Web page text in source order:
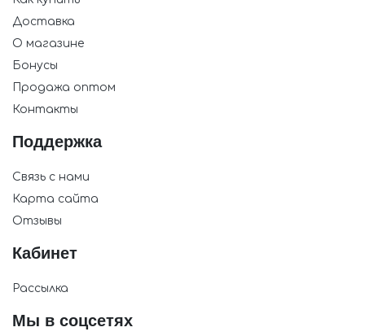
Доставка
О магазине
Бонусы
Продажа оптом
Контакты
Поддержка
Связь с нами
Карта сайта
Отзывы
Кабинет
Рассылка
Мы в соцсетях